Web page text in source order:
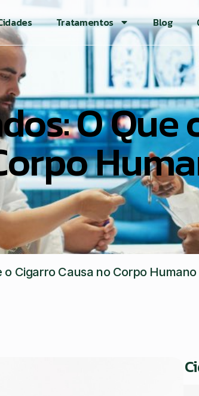
Tratamentos Blog
O Que
o Cigarro Causa no Corpo Humano